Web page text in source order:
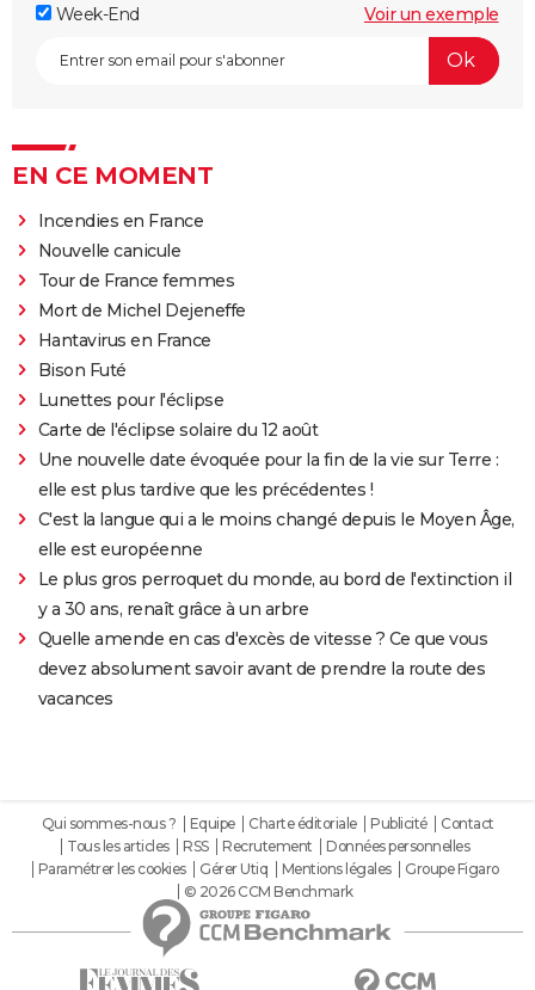
Week-End
Voir un exemple
EN CE MOMENT
Incendies en France
Nouvelle canicule
Tour de France femmes
Mort de Michel Dejeneffe
Hantavirus en France
Bison Futé
Lunettes pour l'éclipse
Carte de l'éclipse solaire du 12 août
Une nouvelle date évoquée pour la fin de la vie sur Terre :
elle est plus tardive que les précédentes !
C'est la langue qui a le moins changé depuis le Moyen Âge,
elle est européenne
Le plus gros perroquet du monde, au bord de l'extinction il
y a 30 ans, renaît grâce à un arbre
Quelle amende en cas d'excès de vitesse ? Ce que vous
devez absolument savoir avant de prendre la route des
vacances
Qui sommes-nous ? Equipe Charte éditoriale Publicité
Contact
Tous les articles
RSS Recrutement
Données personnelles
Paramétrer les cookies
Gérer Utiq Mentions légales
Groupe Figaro
© 2026 CCM Benchmark